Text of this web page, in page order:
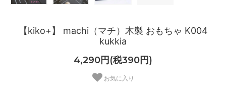
【kiko+】 machi（マチ）木製 おもちゃ K004
kukkia
4,290円(税390円)
お気に入り